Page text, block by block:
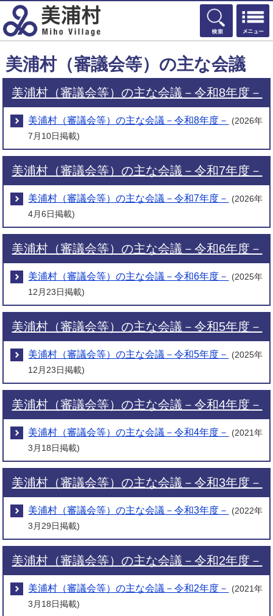
検索
美浦村（審議会等）の主な会議
美浦村（審議会等）の主な会議－令和8年度－
美浦村（審議会等）の主な会議－令和8年度－
(2026年
7月10日掲載)
美浦村（審議会等）の主な会議－令和7年度－
美浦村（審議会等）の主な会議－令和7年度－
(2026年
4月6日掲載)
美浦村（審議会等）の主な会議－令和6年度－
美浦村（審議会等）の主な会議－令和6年度－
(2025年
12月23日掲載)
美浦村（審議会等）の主な会議－令和5年度－
美浦村（審議会等）の主な会議－令和5年度－
(2025年
12月23日掲載)
美浦村（審議会等）の主な会議－令和4年度－
美浦村（審議会等）の主な会議－令和4年度－
(2021年
3月18日掲載)
美浦村（審議会等）の主な会議－令和3年度－
美浦村（審議会等）の主な会議－令和3年度－
(2022年
3月29日掲載)
美浦村（審議会等）の主な会議－令和2年度－
美浦村（審議会等）の主な会議－令和2年度－
(2021年
3月18日掲載)